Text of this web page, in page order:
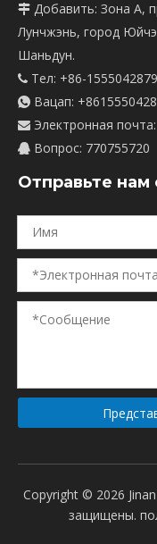
 Добавить: Зона А,
Лунчжэнь, город
Шаньдун.
 Тел: +86-
 Вацап:
 Электронная почта:
 Вопрос: 770755720
Отправьте
Copyright © 2026
защищены.